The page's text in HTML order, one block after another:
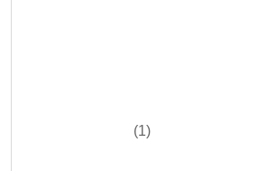
(1)